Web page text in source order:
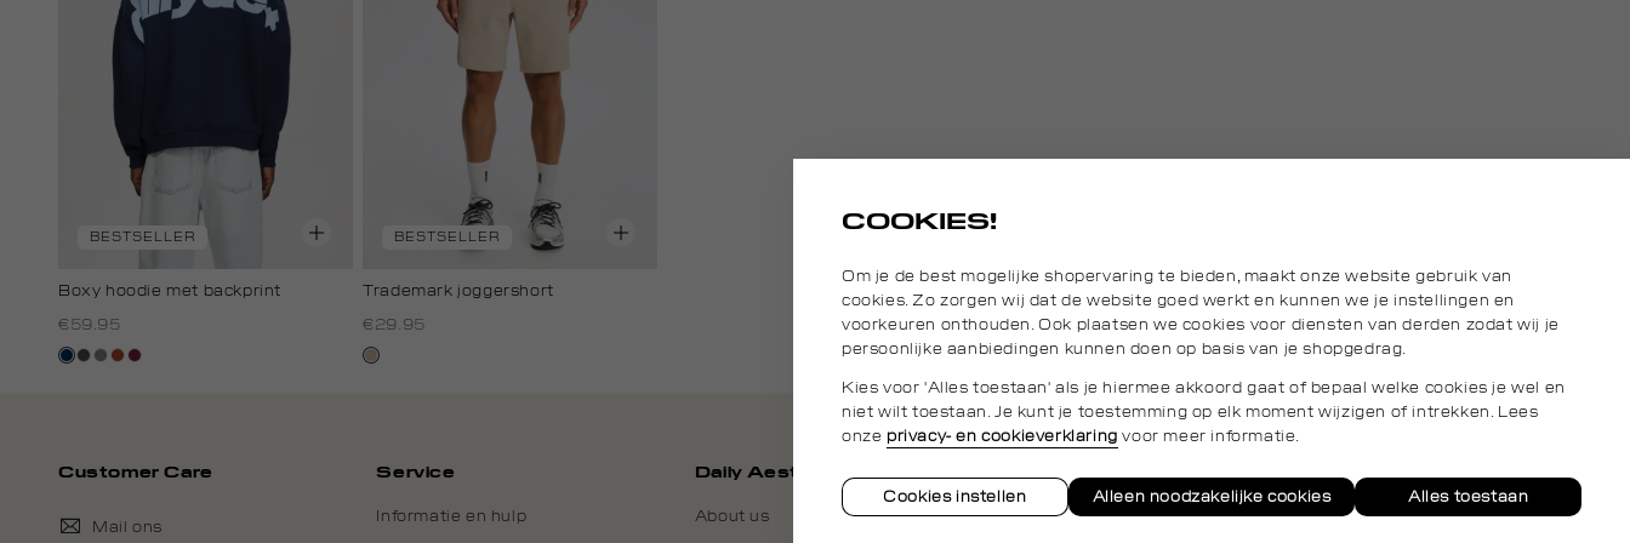
BESTSELLER
Boxy hoodie met backprint
€59.95
donkerblauw
donkergrijs
middengrijs
bruinbordeaux
BESTSELLER
Trademark joggershort
€29.95
lichtzand
Customer Care
Mail ons
Service
Informatie en hulp
Daily Aesthetikz
About us
COOKIES!
Om je de best mogelijke shopervaring te bieden, maakt onze website gebruik van
cookies. Zo zorgen wij dat de website goed werkt en kunnen we je instellingen en
voorkeuren onthouden. Ook plaatsen we cookies voor diensten van derden zodat wij je
persoonlijke aanbiedingen kunnen doen op basis van je shopgedrag.
Kies voor 'Alles toestaan' als je hiermee akkoord gaat of bepaal welke cookies je wel en
niet wilt toestaan. Je kunt je toestemming op elk moment wijzigen of intrekken. Lees
onze privacy- en cookieverklaring voor meer informatie.
Alles toestaan
Alleen noodzakelijke cookies
Cookies instellen